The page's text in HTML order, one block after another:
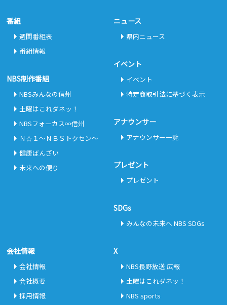
番組
週間番組表
番組情報
NBS制作番組
NBSみんなの信州
土曜はこれダネッ！
NBSフォーカス∞信州
Ｎ☆１～ＮＢＳトクセン～
健康ばんざい
未来への便り
ニュース
県内ニュース
イベント
イベント
特定商取引法に基づく表示
アナウンサー
アナウンサー一覧
プレゼント
プレゼント
SDGs
みんなの未来へ NBS SDGs
会社情報
会社情報
会社概要
採用情報
X
NBS長野放送 広報
土曜はこれダネッ！
NBS sports